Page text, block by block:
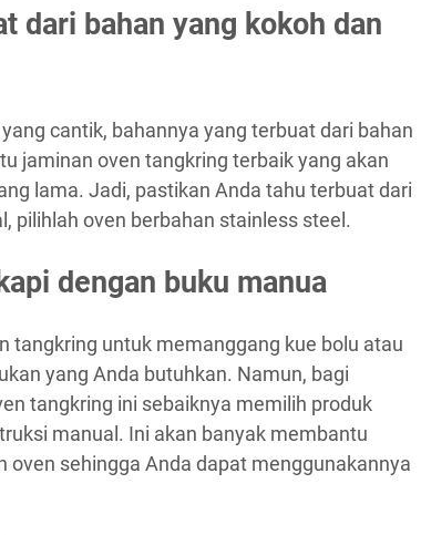
dari bahan yang kokoh dan
cantik, bahannya yang terbuat dari bahan
jaminan oven tangkring terbaik yang akan
lama. Jadi, pastikan Anda tahu terbuat dari
pilihlah oven berbahan stainless steel.
dengan buku manua
tangkring untuk memanggang kue bolu atau
yang Anda butuhkan. Namun, bagi
tangkring ini sebaiknya memilih produk
manual. Ini akan banyak membantu
sehingga Anda dapat menggunakannya